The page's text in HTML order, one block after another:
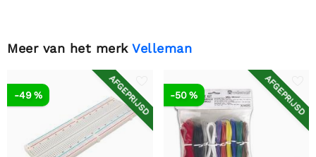
Meer van het merk Velleman
AFGEPRIJSD
-49 % AFGEPRIJSD
-50 %